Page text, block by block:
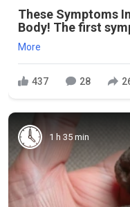
These Symptoms
Body! The first
More
437 28
1 h 35 min